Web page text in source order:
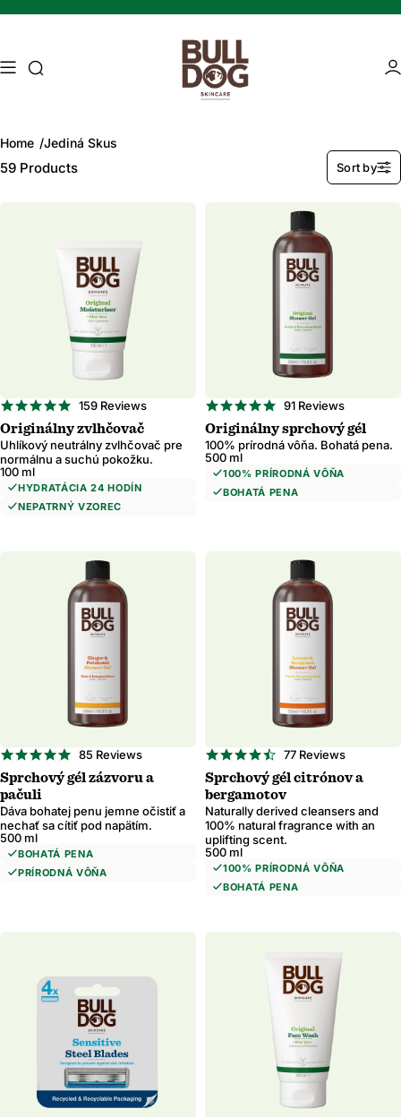
Vyhľadávanie
Home Jediná Skus
59 Products Sort by
4.8
star
rating
159 Reviews
Originálny zvlhčovač
Uhlíkový neutrálny zvlhčovač pre
normálnu a suchú pokožku.
100 ml
HYDRATÁCIA 24 HODÍN
NEPATRNÝ VZOREC
4.8
rating
91 Reviews
Originálny sprchový gél
100% prírodná vôňa. Bohatá pena.
500 ml
100% PRÍRODNÁ VÔŇA
BOHATÁ PENA
4.9
star
rating
85 Reviews
Sprchový gél zázvoru a
pačuli
Dáva bohatej penu jemne očistiť a
nechať sa cítiť pod napätím.
500 ml
BOHATÁ PENA
PRÍRODNÁ VÔŇA
4.7
star
rating
77 Reviews
Sprchový gél citrónov a
bergamotov
Naturally derived cleansers and
100% natural fragrance with an
uplifting scent.
500 ml
100% PRÍRODNÁ VÔŇA
BOHATÁ PENA